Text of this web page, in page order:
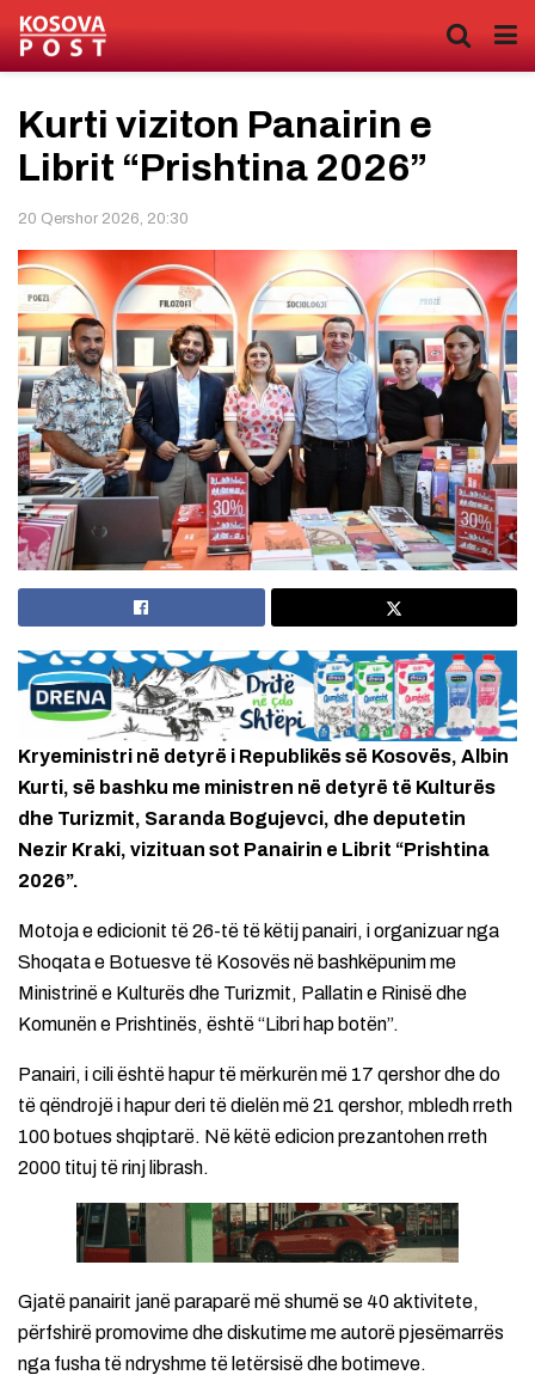
Kurti viziton Panairin e
Librit “Prishtina 2026”
20 Qershor 2026, 20:30
Kryeministri në detyrë i Republikës së Kosovës, Albin
Kurti, së bashku me ministren në detyrë të Kulturës
dhe Turizmit, Saranda Bogujevci, dhe deputetin
Nezir Kraki, vizituan sot Panairin e Librit “Prishtina
2026”.
Motoja e edicionit të 26-të të këtij panairi, i organizuar nga
Shoqata e Botuesve të Kosovës në bashkëpunim me
Ministrinë e Kulturës dhe Turizmit, Pallatin e Rinisë dhe
Komunën e Prishtinës, është “Libri hap botën”.
Panairi, i cili është hapur të mërkurën më 17 qershor dhe do
të qëndrojë i hapur deri të dielën më 21 qershor, mbledh rreth
100 botues shqiptarë. Në këtë edicion prezantohen rreth
2000 tituj të rinj librash.
Gjatë panairit janë paraparë më shumë se 40 aktivitete,
përfshirë promovime dhe diskutime me autorë pjesëmarrës
nga fusha të ndryshme të letërsisë dhe botimeve.